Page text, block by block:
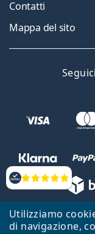
Utilizziamo
di navigazione,
Valutazione
Contatti
Mappa del sito
Lentiamo s.r.o.,